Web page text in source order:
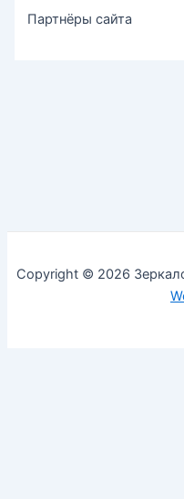
Партнёры сайта
Copyright © 2026